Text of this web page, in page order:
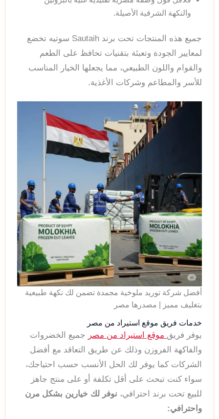
والنكهة الشرقية الأصيلة.
جميع هذه المنتجات تحت برند Sautaih سوتيه تخضع
لمعايير الجودة وتعبئة بتقنيات تحافظ على الطعم
والقوام واللون الطبيعي، مما يجعلها الخيار المناسب
للأسر والمطاعم وشركات الأغذية.
أفضل شركة توريد ملوخية مجمدة تضمن لك نكهة طبيعية
بتغليف مميز | مصدرها مصر
خدمات فريق موقع استيراد من مصر
يوفر فريق موقع استيراد من مصر جميع الخضروات
والفاكهة الفروزن وذلك عن طريق التعاقد مع أفضل
الشركات كما يوفر لك الحل الأنسب حسب احتياجك،
سواء كنت تبحث على أقل تكلفة أو على منتج جاهز
للبيع تحت برند احترافي، نوفر لك خيارين بشكل مرن
واحترافي: